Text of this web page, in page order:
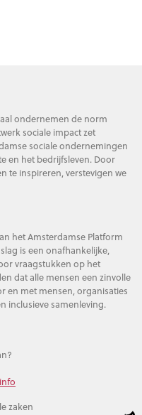
ondernemen de norm
sociale impact zet
sociale ondernemingen
en het bedrijfsleven. Door
te inspireren, verstevigen we
het Amsterdamse Platform
is een onafhankelijke,
vraagstukken op het
dat alle mensen een zinvolle
en met mensen, organisaties
inclusieve samenleving.
zaken